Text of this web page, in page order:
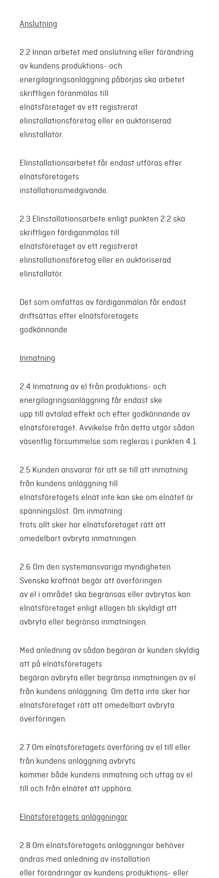
Anslutning
2.2 Innan arbetet med anslutning eller förändring
av kundens produktions- och
energilagringsanläggning påbörjas ska arbetet
skriftligen föranmälas till
elnätsföretaget av ett registrerat
elinstallationsföretag eller en auktoriserad
elinstallatör.
Elinstallationsarbetet får endast utföras efter
elnätsföretagets
installationsmedgivande.
2.3 Elinstallationsarbete enligt punkten 2.2 ska
skriftligen färdiganmälas till
elnätsföretaget av ett registrerat
elinstallationsföretag eller en auktoriserad
elinstallatör.
Det som omfattas av färdiganmälan får endast
driftsättas efter elnätsföretagets
godkännande.
Inmatning
2.4 Inmatning av el från produktions- och
energilagringsanläggning får endast ske
upp till avtalad effekt och efter godkännande av
elnätsföretaget. Avvikelse från detta utgör sådan
väsentlig försummelse som regleras i punkten 4.1.
2.5 Kunden ansvarar för att se till att inmatning
från kundens anläggning till
elnätsföretagets elnät inte kan ske om elnätet är
spänningslöst. Om inmatning
trots allt sker har elnätsföretaget rätt att
omedelbart avbryta inmatningen.
2.6 Om den systemansvariga myndigheten
Svenska kraftnät begär att överföringen
av el i området ska begränsas eller avbrytas kan
elnätsföretaget enligt ellagen bli skyldigt att
avbryta eller begränsa inmatningen.
Med anledning av sådan begäran är kunden skyldig
att på elnätsföretagets
begäran avbryta eller begränsa inmatningen av el
från kundens anläggning. Om detta inte sker har
elnätsföretaget rätt att omedelbart avbryta
överföringen.
2.7 Om elnätsföretagets överföring av el till eller
från kundens anläggning avbryts
kommer både kundens inmatning och uttag av el
till och från elnätet att upphöra.
Elnätsföretagets anläggningar
2.8 Om elnätsföretagets anläggningar behöver
ändras med anledning av installation
eller förändringar av kundens produktions- eller